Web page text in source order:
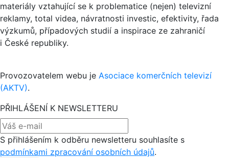
materiály vztahující se k problematice (nejen) televizní
reklamy, total videa, návratnosti investic, efektivity, řada
výzkumů, případových studií a inspirace ze zahraničí
i České republiky.
Provozovatelem webu je Asociace komerčních televizí
(AKTV).
PŘIHLÁŠENÍ K NEWSLETTERU
S přihlášením k odběru newsletteru souhlasíte s
podmínkami zpracování osobních údajů.